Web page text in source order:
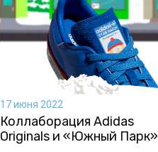
17 июня 2022
Коллаборация Аdidas
Originals и «Южный Парк»